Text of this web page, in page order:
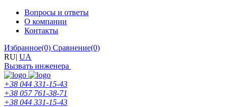
Вопросы и ответы
О компании
Контакты
Избранное(0) Сравнение(0)
RU| UA
Вызвать инженера
+38 044 331-15-43
+38 057 761-38-71
+38 044 331-15-43